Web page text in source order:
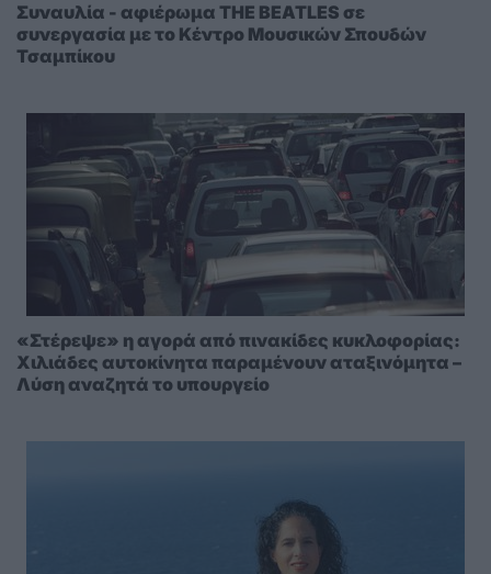
Συναυλία - αφιέρωμα THE BEATLES σε
συνεργασία με το Κέντρο Μουσικών Σπουδών
Τσαμπίκου
«Στέρεψε» η αγορά από πινακίδες κυκλοφορίας:
Χιλιάδες αυτοκίνητα παραμένουν αταξινόμητα –
Λύση αναζητά το υπουργείο